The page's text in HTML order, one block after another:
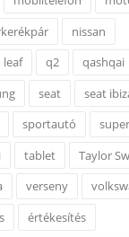
nissan
leaf
q2
qashqai
seat
seat
sportautó
tablet
Taylor
verseny
értékesítés